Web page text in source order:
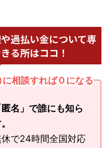
過払い金について専
る所はココ！
相談すれば０になる
名」で誰にも知ら
で24時間全国対応